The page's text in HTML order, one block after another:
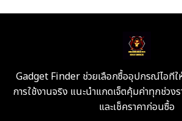
Gadget Finder ช่วยเลือกซื้ออุปกรณ์ไอทีใ
การใช้งานจริง แนะนำแกดเจ็ตคุ้มค่าทุกช่วง
และเช็คราคาก่อนซื้อ